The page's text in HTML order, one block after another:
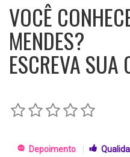
VOCÊ
MENDES?
ESCREVA SUA
Depoimento